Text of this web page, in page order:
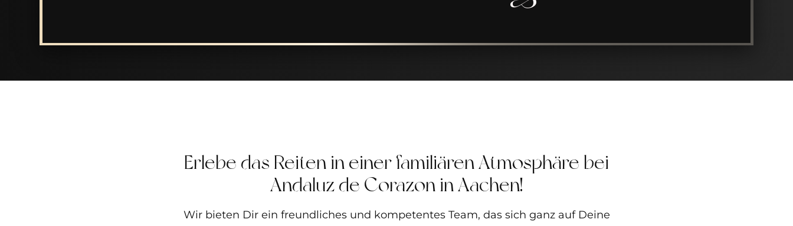
Erlebe das Reiten in einer familiären Atmosphäre bei
Andaluz de Corazon in Aachen!
Wir bieten Dir ein freundliches und kompetentes Team, das sich ganz auf Deine